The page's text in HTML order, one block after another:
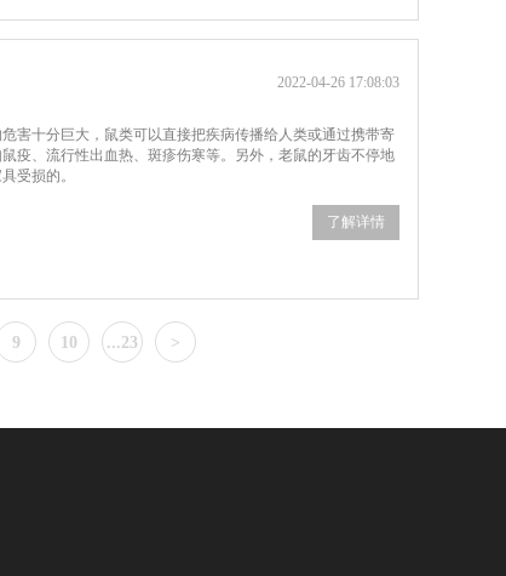
2022-04-26 17:08:03
害十分巨大，鼠类可以直接把疾病传播给人类或通过携带寄
疫、流行性出血热、斑疹伤寒等。另外，老鼠的牙齿不停地
受损的。
了解详情
9 10 ...23 >